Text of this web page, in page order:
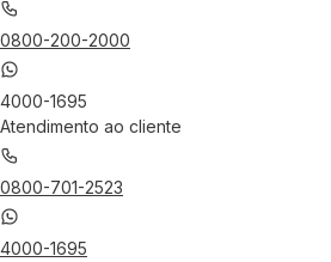
0800-200-2000
4000-1695
Atendimento ao cliente
0800-701-2523
4000-1695